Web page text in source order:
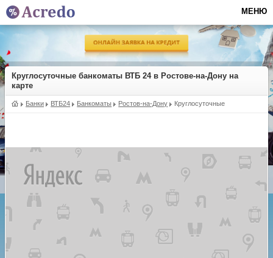
Круглосуточные банкоматы ВТБ 24 в Ростове-на-Дону на
карте
Банки ВТБ24 Банкоматы Ростов-на-Дону Круглосуточные
МЕНЮ